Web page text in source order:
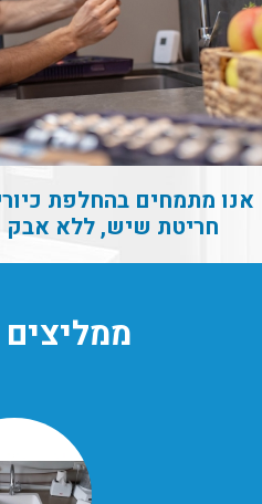
אנו מתמחים בהחלפת
חריטת שיש, ללא אבק